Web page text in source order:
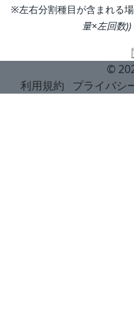
※左右分割種目が含まれる
量×左回数
©
利用規約
プライバシ